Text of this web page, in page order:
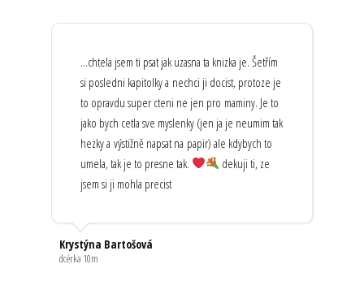
...chtela jsem ti psat jak uzasna ta knizka je. Šetřím
si posledni kapitolky a nechci ji docist, protoze je
to opravdu super cteni ne jen pro maminy. Je to
jako bych cetla sve myslenky (jen ja je neumim tak
hezky a výstižně napsat na papir) ale kdybych to
umela, tak je to presne tak.
dekuji ti, ze
jsem si ji mohla precist
Krystýna Bartošová
dcérka 10m